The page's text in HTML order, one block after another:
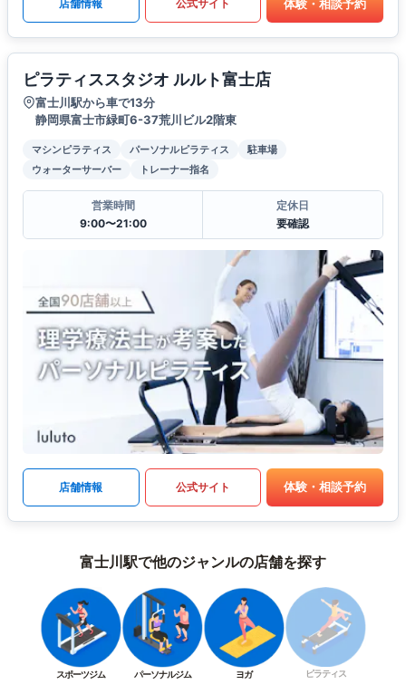
店舗情報 公式サイト 体験・相談予約
ピラティススタジオ ルルト富士店
富士川駅から車で13分
静岡県富士市緑町6-37荒川ビル2階東
マシンピラティス パーソナルピラティス
駐車場
ウォーターサーバー
トレーナー指名
営業時間
9:00〜21:00
定休日
要確認
店舗情報 公式サイト 体験・相談予約
富士川駅で他のジャンルの店舗を探す
スポーツジム パーソナルジム ヨガ ピラティス